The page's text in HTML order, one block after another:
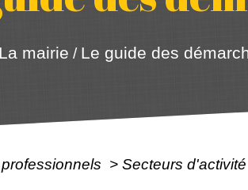
La mairie / Le guide des
> Secteurs d'activité